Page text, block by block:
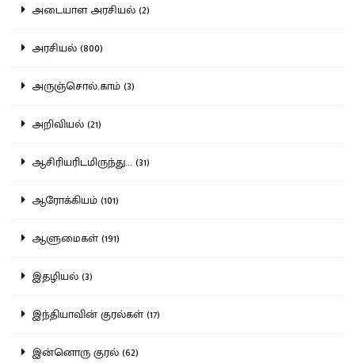
அடையாள அரசியல் (2)
அரசியல் (800)
அருஞ்சொல்.காம் (3)
அறிவியல் (21)
ஆசிரியரிடமிருந்து... (31)
ஆரோக்கியம் (101)
ஆளுமைகள் (191)
இதழியல் (3)
இந்தியாவின் குரல்கள் (17)
இன்னொரு குரல் (62)